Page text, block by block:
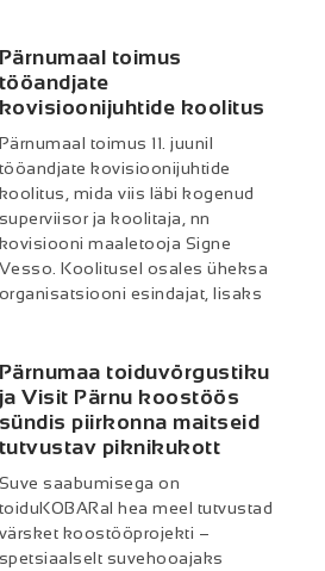
Pärnumaal toimus
tööandjate
kovisioonijuhtide koolitus
Pärnumaal toimus 11. juunil
tööandjate kovisioonijuhtide
koolitus, mida viis läbi kogenud
superviisor ja koolitaja, nn
kovisiooni maaletooja Signe
Vesso. Koolitusel osales üheksa
organisatsiooni esindajat, lisaks
Pärnumaa toiduvõrgustiku
ja Visit Pärnu koostöös
sündis piirkonna maitseid
tutvustav piknikukott
Suve saabumisega on
toiduKOBARal hea meel tutvustad
värsket koostööprojekti –
spetsiaalselt suvehooajaks